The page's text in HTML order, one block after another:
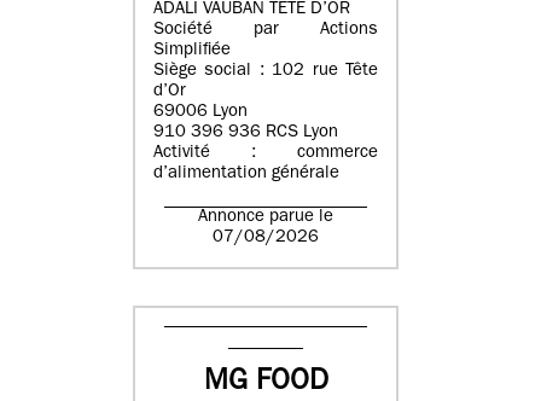
ADALI VAUBAN TETE D’OR
Société par Actions
Simplifiée
Siège social : 102 rue Tête
d’Or
69006 Lyon
910 396 936 RCS Lyon
Activité : commerce
d’alimentation générale
Annonce parue le
07/08/2026
MG FOOD